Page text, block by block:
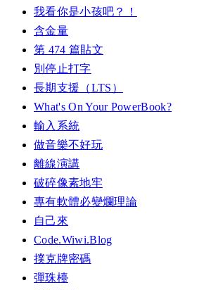
我看你是小孩吧？！
含金量
第 474 篇貼文
別停止打字
長期支援（LTS）
What's On Your PowerBook?
輸入系統
做音樂不好玩
離線演講
破碎像素地牢
專有軟體必變爛理論
自己來
Code.Wiwi.Blog
撲克牌密碼
彈珠檯